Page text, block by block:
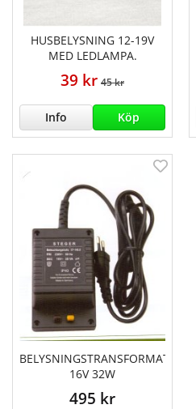
HUSBELYSNING 12-19V
MED LEDLAMPA.
39 kr 45 kr
Info Köp
BELYSNINGSTRANSFORMATOR
16V 32W
495 kr